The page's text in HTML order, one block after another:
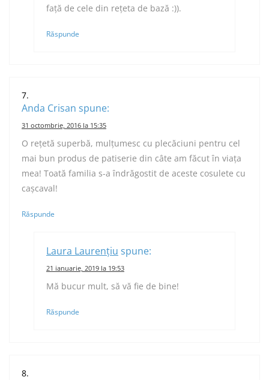
față de cele din rețeta de bază :)).
Răspunde
Anda Crisan spune:
31 octombrie, 2016 la 15:35
O reţetă superbă, mulțumesc cu plecăciuni pentru cel
mai bun produs de patiserie din câte am făcut în viaţa
mea! Toată familia s-a îndrăgostit de aceste cosulete cu
cașcaval!
Răspunde
Laura Laurențiu spune:
21 ianuarie, 2019 la 19:53
Mă bucur mult, să vă fie de bine!
Răspunde